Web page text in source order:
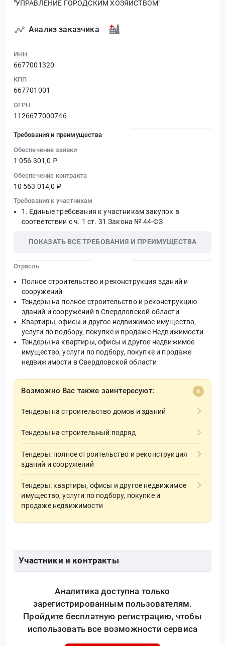
"УПРАВЛЕНИЕ ГОРОДСКИМ ХОЗЯЙСТВОМ"
Анализ заказчика
ИНН
6677001320
КПП
667701001
ОГРН
1126677000746
Требования и преимущества
Обеспечение заявки
1 056 301,0 ₽
Обеспечение контракта
10 563 014,0 ₽
Требования к участникам
Единые требования к участникам закупок в
соответствии с ч. 1 ст. 31 Закона № 44-ФЗ
ПОКАЗАТЬ ВСЕ ТРЕБОВАНИЯ И ПРЕИМУЩЕСТВА
Отрасль
Полное строительство и реконструкция зданий и
сооружений
Тендеры на полное строительство и реконструкцию
зданий и сооружений в Свердловской области
Квартиры, офисы и другое недвижимое имущество,
услуги по подбору, покупке и продаже Недвижимости
Тендеры на квартиры, офисы и другое недвижимое
имущество, услуги по подбору, покупке и продаже
недвижимости в Свердловской области
Возможно Вас также заинтересуют:
Тендеры на строительство домов и зданий
Тендеры на строительный подряд
Тендеры: полное строительство и реконструкция
зданий и сооружений
Тендеры: квартиры, офисы и другое недвижимое
имущество, услуги по подбору, покупке и
продаже недвижимости
Участники и контракты
Аналитика доступна только
зарегистрированным пользователям.
Пройдите бесплатную регистрацию, чтобы
использовать все возможности сервиса